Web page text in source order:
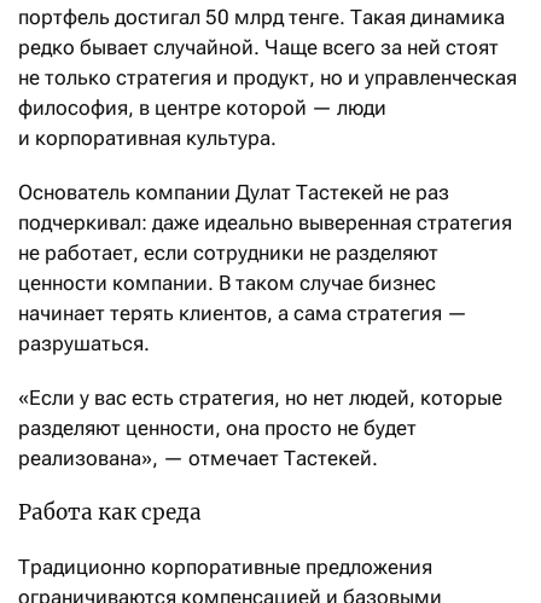
портфель достигал 50 млрд тенге. Такая динамика
редко бывает случай­ной. Чаще всего за ней стоят
не только стратегия и продукт, но и управленческая
философия, в центре которой — люди
и корпоративная культура.
Основатель компании Дулат Тастекей не раз
подчеркивал: даже идеально выверенная стратегия
не работает, если сотрудники не разделяют
ценности компании. В таком случае бизнес
начинает терять клиентов, а сама стратегия —
разрушаться.
«Если у вас есть стратегия, но нет людей, которые
разделяют ценности, она просто не будет
реализована», — отмечает Тастекей.
Работа как среда
Традиционно корпоративные предложения
ограничиваются компенсацией и базовыми